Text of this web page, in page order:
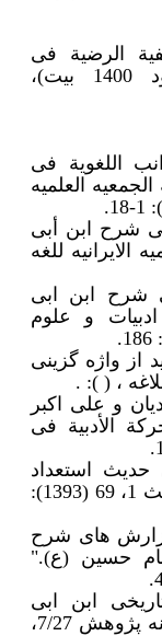
الرضیة فی
الفضیلة والرزیة (بخش مدائح حدود 1400 بیت)،
اللغویة فی
العلمیه
فی شرح ابن أبی
الایرانیه للغه
شرح ابن ابی
ادبیات و علوم
از واژه گزینی
، ( ): .
و علی اکبر
الأدبیة فی
حدیث استعداد
حدیث 1، 69 (1393):
های شرح
حسین (ع)."
ابن ابی
الحدید در شرح نهج البلاغه." تاریخ در آینه پژوهش 7/27،